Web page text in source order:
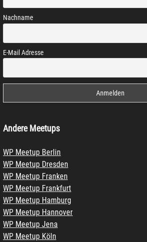
Nachname
E-Mail Adresse
Andere Meetups
WP Meetup Berlin
WP Meetup Dresden
WP Meetup Franken
WP Meetup Frankfurt
WP Meetup Hamburg
WP Meetup Hannover
WP Meetup Jena
WP Meetup Köln